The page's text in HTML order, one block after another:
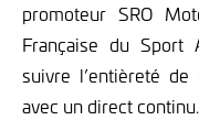
promoteur SRO
Française du Sport
suivre l’entièreté de
avec un direct continu.